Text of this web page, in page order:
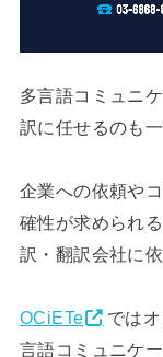
多言語コミュニ
訳に任せるのも
企業への依頼や
確性が求められ
訳・翻訳会社に
OCiETe
では
言語コミュニケ